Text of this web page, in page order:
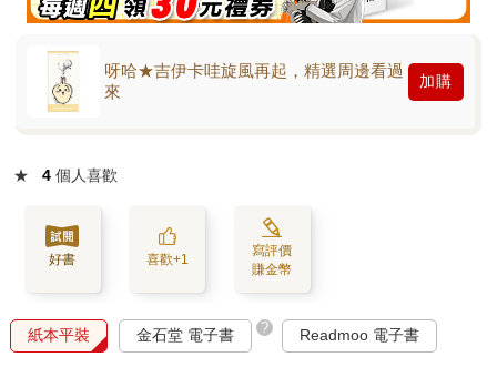
呀哈★吉伊卡哇旋風再起，精選周邊看過
來
加購
★ 4 個人喜歡
好書 喜歡+1
寫評價
賺金幣
紙本平裝 金石堂 電子書 ? Readmoo 電子書